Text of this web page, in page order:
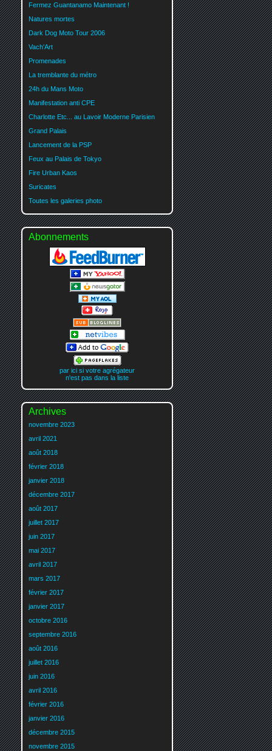
Fermez Guantanamo Maintenant !
Natures mortes
Dark Dog Moto Tour 2006
Vach'Art
Promenades
La tremblante du métro
24h du Mans Moto
Manifestation anti CPE
Charlotte Etc... au Lavoir Moderne Parisien
Grand Palais
Lancement de la PSP
Feux au Palais de Tokyo
Fire Urban Kaos
Suricates
Toutes les galeries photo
Abonnements
par ici si votre agrégateur
n'est pas dans la liste
Archives
novembre 2023
avril 2021
août 2018
février 2018
janvier 2018
décembre 2017
août 2017
juillet 2017
juin 2017
mai 2017
avril 2017
mars 2017
février 2017
janvier 2017
octobre 2016
septembre 2016
août 2016
juillet 2016
juin 2016
avril 2016
février 2016
janvier 2016
décembre 2015
novembre 2015